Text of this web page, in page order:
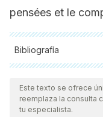
pensées et le
Bibliografía
ATTACHMENT:
Ment Health J. 2018
Este texto se ofrece
reemplaza la consulta
tu especialista.